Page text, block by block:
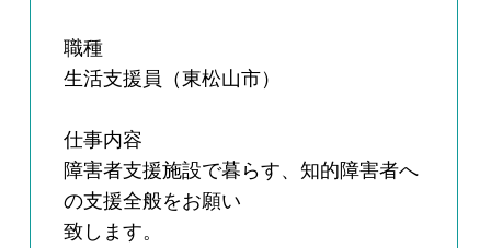
職種
生活支援員（東松山市）
仕事内容
障害者支援施設で暮らす、知的障害者へ
の支援全般をお願い
致します。